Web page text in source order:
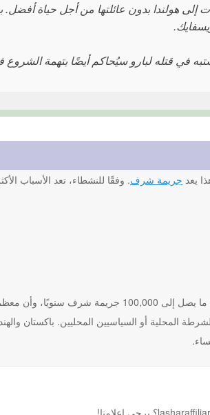
إلى هولندا بدون عائلتها من أجل حياة
في قتله لبارو سيُحاكم أيضًا بتهمة
يعد جريمة شرف. وفقًا للنشطاء، تعد الأسباب
يعتقد النشطاء في حقوق الإنسان أنه يتم ارتكاب
المحلية أو السياسيين المحليين. باكستان